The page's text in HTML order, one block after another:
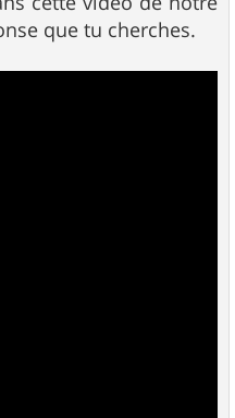
que tu cherches.